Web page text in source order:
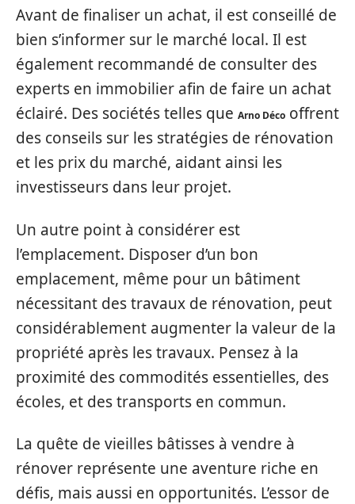
Avant de finaliser un achat, il est conseillé de
bien s’informer sur le marché local. Il est
également recommandé de consulter des
experts en immobilier afin de faire un achat
éclairé. Des sociétés telles que Arno Déco offrent
des conseils sur les stratégies de rénovation
et les prix du marché, aidant ainsi les
investisseurs dans leur projet.
Un autre point à considérer est
l’emplacement. Disposer d’un bon
emplacement, même pour un bâtiment
nécessitant des travaux de rénovation, peut
considérablement augmenter la valeur de la
propriété après les travaux. Pensez à la
proximité des commodités essentielles, des
écoles, et des transports en commun.
La quête de vieilles bâtisses à vendre à
rénover représente une aventure riche en
défis, mais aussi en opportunités. L’essor de